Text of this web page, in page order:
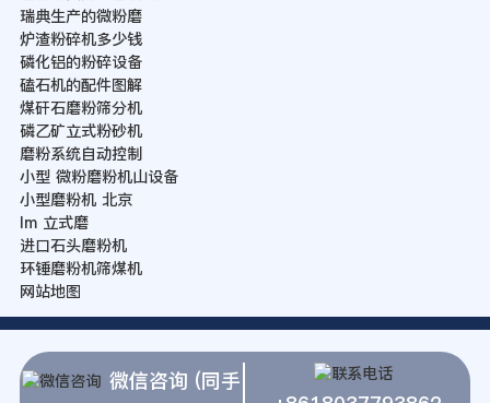
瑞典生产的微粉磨
炉渣粉碎机多少钱
磷化铝的粉碎设备
磕石机的配件图解
煤矸石磨粉筛分机
磷乙矿立式粉砂机
磨粉系统自动控制
小型 微粉磨粉机山设备
小型磨粉机 北京
lm 立式磨
进口石头磨粉机
环锤磨粉机筛煤机
网站地图
微信咨询 (同手